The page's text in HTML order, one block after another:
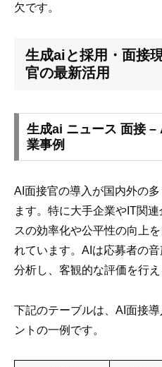
欠です。
生成aiと採用・面接
官の最新活用
生成ai ニュース 面接 –
業事例
AI面接官の導入が国内外の
ます。特に大手企業やIT関
スの効率化や公平性の向上
れています。AIは応募者の
分析し、客観的な評価を行え
下記のテーブルは、AI面接
ントの一例です。